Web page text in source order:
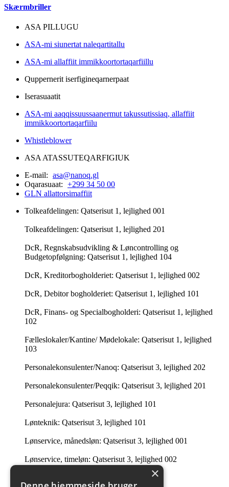
Skærmbriller
ASA PILLUGU
ASA-mi siunertat naleqartitallu
ASA-mi allaffiit immikkoortortaqarfiillu
Quppernerit iserfigineqarnerpaat
Iserasuaatit
ASA-mi aaqqissuussaanermut takussutissiaq, allaffiit
immikkoortortaqarfiilu
Whistleblower
ASA ATASSUTEQARFIGIUK
E-mail: asa@nanoq.gl
Oqarasuaat: +299 34 50 00
GLN allattorsimaffiit
Tolkeafdelingen: Qatserisut 1, lejlighed 001
Tolkeafdelingen: Qatserisut 1, lejlighed 201
DcR, Regnskabsudvikling & Løncontrolling og
Budgetopfølgning: Qatserisut 1, lejlighed 104
DcR, Kreditorbogholderiet: Qatserisut 1, lejlighed 002
DcR, Debitor bogholderiet: Qatserisut 1, lejlighed 101
DcR, Finans- og Specialbogholderi: Qatserisut 1, lejlighed
102
Fælleslokaler/Kantine/ Mødelokale: Qatserisut 1, lejlighed
103
Personalekonsulenter/Nanoq: Qatserisut 3, lejlighed 202
Personalekonsulenter/Peqqik: Qatserisut 3, lejlighed 201
Personalejura: Qatserisut 3, lejlighed 101
Lønteknik: Qatserisut 3, lejlighed 101
Lønservice, månedsløn: Qatserisut 3, lejlighed 001
Lønservice, timeløn: Qatserisut 3, lejlighed 002
×